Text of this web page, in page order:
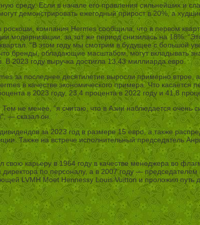
среду. Если в начале его правления сильнейших и
демонстрировать ежегодный прирост в 20%, а
компания Hermes сообщила, что в первом
модернизации, за тот же период снизилась на 18%.
“В этом году мы смотрим в будущее с большой
бренды, обладающие масштабом, могут вкладывать
2023 году выручка достигла 13,43 миллиарда евро.
за последнее десятилетие выросли примерно
в качестве экономического примера. Что касается
в 2023 году, 23,4 процента в 2022 году и 41,8
не менее, “я считаю, что в Азии наблюдается очень
— сказал он.
за 2023 год в размере 15 евро, а также
Также на встрече исполнительный председатель
карьеру в 1964 году в качестве менеджера во
по персоналу, а в 2007 году —
LVMH Moet Hennessy Louis Vuitton и проложил путь